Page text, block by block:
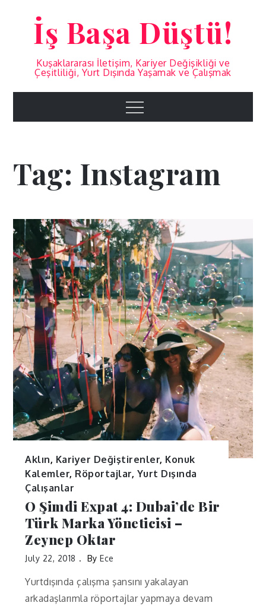
İş Başa Düştü!
Kuşaklararası İletişim, Kariyer Değişikliği ve
Çeşitliliği, Yurt Dışında Yaşamak ve Çalışmak
Menu
Tag: Instagram
Aklın, Kariyer Değiştirenler, Konuk
Kalemler, Röportajlar, Yurt Dışında
Çalışanlar
O Şimdi Expat 4: Dubai’de Bir
Türk Marka Yöneticisi –
Zeynep Oktar
July 22, 2018 ByEce
Yurtdışında çalışma şansını yakalayan
arkadaşlarımla röportajlar yapmaya devam